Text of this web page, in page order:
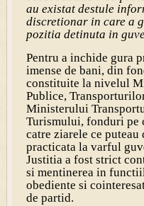
au existat destule
discretionar in care a
pozitia detinuta in
Pentru a inchide gura
imense de bani, din
constituite la nivelul
Publice,
Ministerului
Turismului, fonduri pe
catre ziarele ce
practicata la varful
Justitia a fost strict
si mentinerea in
obediente si
de partid.